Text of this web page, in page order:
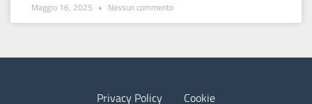
Maggio 16, 2025 Nessun commento
Privacy Policy Cookie